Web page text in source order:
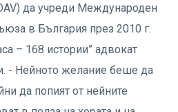
да учреди Международен
в България през 2010 г.
– 168 истории” адвокат
- Нейното желание беше да
да попият от нейните